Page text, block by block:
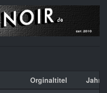
Orginaltitel Jahr